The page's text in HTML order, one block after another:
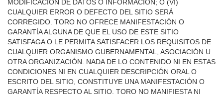
MODIFICACIÓN DE DATOS O INFORMACIÓN; O (VI)
CUALQUIER ERROR O DEFECTO DEL SITIO SERÁ
CORREGIDO. TORO NO OFRECE MANIFESTACIÓN O
GARANTÍA ALGUNA DE QUE EL USO DE ESTE SITIO
SATISFAGA O LE PERMITA SATISFACER LOS REQUISITOS DE
CUALQUIER ORGANISMO GUBERNAMENTAL, ASOCIACIÓN U
OTRA ORGANIZACIÓN. NADA DE LO CONTENIDO NI EN ESTAS
CONDICIONES NI EN CUALQUIER DESCRIPCIÓN ORAL O
ESCRITO DEL SITIO, CONSTITUYE UNA MANIFESTACIÓN O
GARANTÍA RESPECTO AL SITIO. TORO NO MANIFIESTA NI